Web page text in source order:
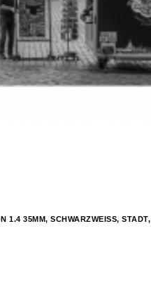
1.4 35MM, SCHWARZWEISS , STADT,